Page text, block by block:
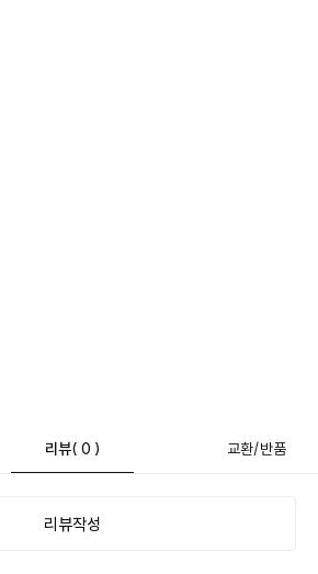
리뷰( 0 ) 교환/반품
리뷰작성